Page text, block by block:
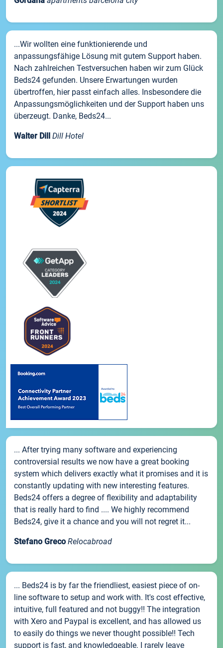
...Wir wollten eine funktionierende und
anpassungsfähige Lösung mit gutem Support haben.
Nach zahlreichen Testversuchen haben wir zum Glück
Beds24 gefunden. Unsere Erwartungen wurden
übertroffen, hier passt einfach alles. Insbesondere die
Anpassungsmöglichkeiten und der Support haben uns
überzeugt. Danke, Beds24...
Walter Dill Dill Hotel
... After trying many software and experiencing
controversial results we now have a great booking
system which delivers exactly what it promises and it is
constantly updating with new interesting features.
Beds24 offers a degree of flexibility and adaptability
that is really hard to find .... We highly recommend
Beds24, give it a chance and you will not regret it...
Stefano Greco Relocabroad
... Beds24 is by far the friendliest, easiest piece of on-
line software to setup and work with. It's cost effective,
intuitive, full featured and not buggy!! The integration
with Xero and Paypal is excellent, and has allowed us
to easily do things we never thought possible!! Tech
support is fast, and knowledgeable. I rarely leave